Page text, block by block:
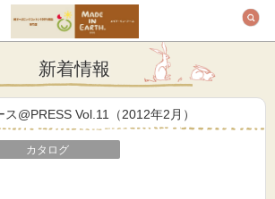
オーガニックコットン
製品と布ナプキン メ
イド・イン・アース
新着情報
@PRESS Vol.11（2012年2月）
カタログ